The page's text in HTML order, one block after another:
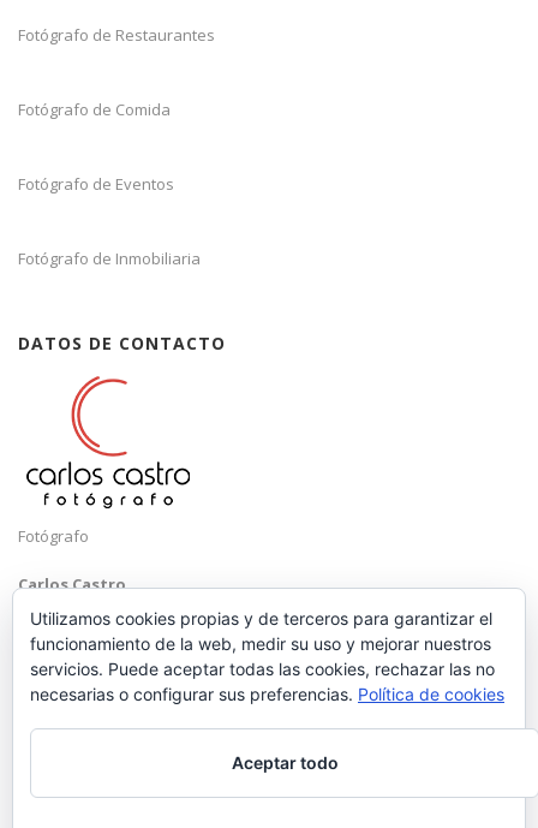
Fotógrafo de Restaurantes
Fotógrafo de Comida
Fotógrafo de Eventos
Fotógrafo de Inmobiliaria
DATOS DE CONTACTO
Fotógrafo
Carlos Castro
Málaga
Mobile: +34 652 83 71 98
hola@carloscastrofotografo.com
Utilizamos cookies propias y de terceros para garantizar el
funcionamiento de la web, medir su uso y mejorar nuestros
servicios. Puede aceptar todas las cookies, rechazar las no
necesarias o configurar sus preferencias. Política de cookies
Aceptar todo